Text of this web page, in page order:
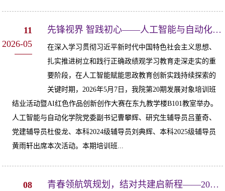
11
2026-05
先锋视界 智践初心——人工智能与自动化学院第20期发展对象培训班结业活动暨AI...
在深入学习贯彻习近平新时代中国特色社会主义思想、
扎实推进树立和践行正确政绩观学习教育走深走实的重
要阶段，在人工智能赋能思政教育创新实践持续探索的
关键时期，2026年5月7日，我院第20期发展对象培训班
结业活动暨AI红色作品创新创作大赛在东九教学楼B101教室举办。
人工智能与自动化学院党委副书记曹攀辉、研究生辅导员吕董奇、
党建辅导员杜俊龙、本科2024级辅导员刘典辉、本科2025级辅导员
黄雨轩出席本次活动。本期培训班...
08
青春领航筑规划，结对共建启新程——2023级本科生第三党支部与自动化2501班共...